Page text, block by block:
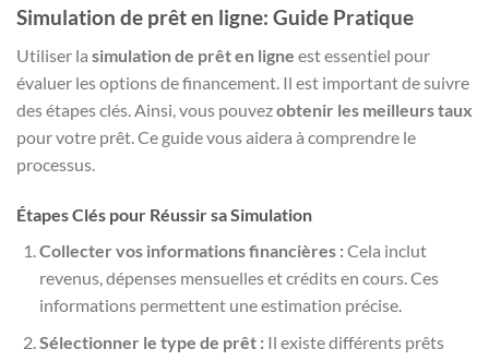
Simulation de prêt en ligne: Guide Pratique
Utiliser la simulation de prêt en ligne est essentiel pour
évaluer les options de financement. Il est important de suivre
des étapes clés. Ainsi, vous pouvezobtenir les meilleurs taux
pour votre prêt. Ce guide vous aidera à comprendre le
processus.
Étapes Clés pour Réussir sa Simulation
Collecter vos informations financières :Cela inclut
revenus, dépenses mensuelles et crédits en cours. Ces
informations permettent une estimation précise.
Sélectionner le type de prêt :Il existe différents prêts